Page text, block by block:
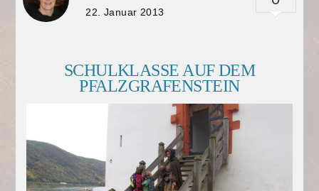
22. Januar 2013
SCHULKLASSE AUF DEM
PFALZGRAFENSTEIN